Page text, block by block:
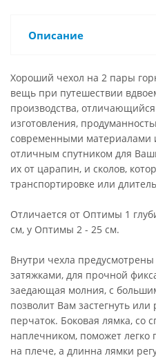
Описание
Хороший чехол на 2 пары
вещь при путешествии
производства,
изготовления,
современными материалами
отличным спутником для
их от царапин, и сколов,
транспортировке или
Отличается от Оптимы 1
см, у Оптимы 2 - 25 см.
Внутри чехла
затяжками, для прочной
заедающая молния, с
позволит Вам застегнуть или
перчаток. Боковая лямка, со
наплечником, поможет
на плече, а длинна лямки